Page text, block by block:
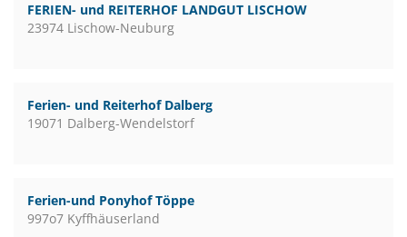
FERIEN- und REITERHOF LANDGUT LISCHOW
23974 Lischow-Neuburg
Ferien- und Reiterhof Dalberg
19071 Dalberg-Wendelstorf
Ferien-und Ponyhof Töppe
997o7 Kyffhäuserland